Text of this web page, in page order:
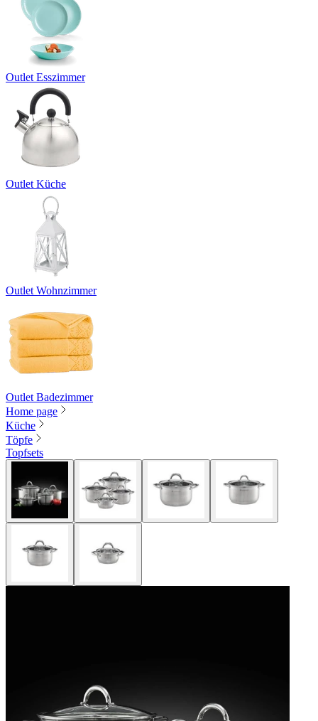
Outlet Esszimmer
Outlet Küche
Outlet Wohnzimmer
Outlet Badezimmer
Home page
Küche
Töpfe
Topfsets